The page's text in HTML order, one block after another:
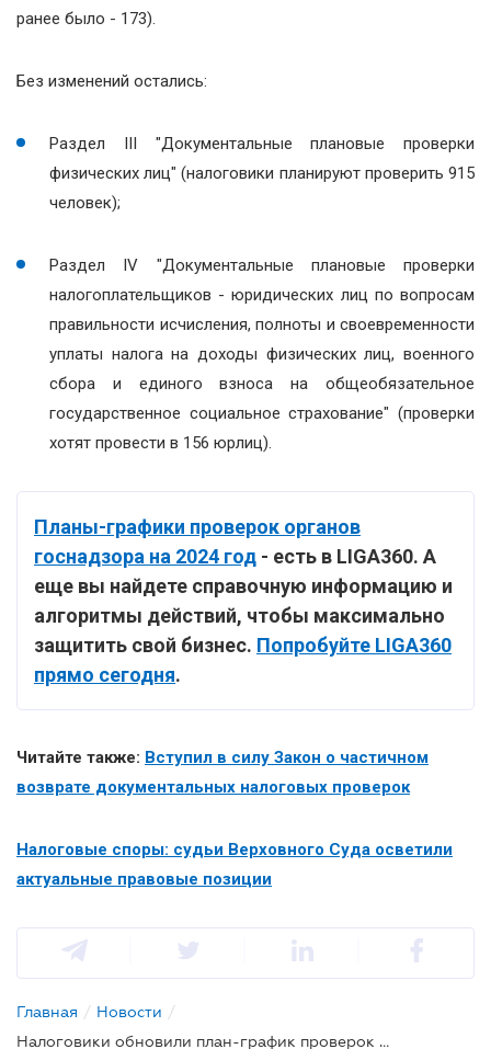
ранее было - 173).
Без изменений остались:
Раздел ІІІ "Документальные плановые проверки
физических лиц" (налоговики планируют проверить 915
человек);
Раздел IV "Документальные плановые проверки
налогоплательщиков - юридических лиц по вопросам
правильности исчисления, полноты и своевременности
уплаты налога на доходы физических лиц, военного
сбора и единого взноса на общеобязательное
государственное социальное страхование" (проверки
хотят провести в 156 юрлиц).
Планы-графики проверок органов
госнадзора на 2024 год - есть в LIGA360. А
еще вы найдете справочную информацию и
алгоритмы действий, чтобы максимально
защитить свой бизнес. Попробуйте LIGA360
прямо сегодня.
Читайте также: Вступил в силу Закон о частичном
возврате документальных налоговых проверок
Налоговые споры: судьи Верховного Суда осветили
актуальные правовые позиции
Главная / Новости /
Налоговики обновили план-график проверок на 2024 год: кто в зоне риска?